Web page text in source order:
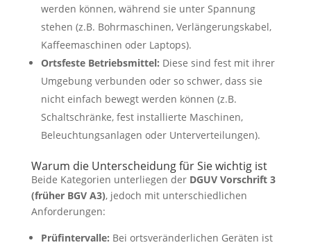
werden können, während sie unter Spannung
stehen (z.B. Bohrmaschinen, Verlängerungskabel,
Kaffeemaschinen oder Laptops).
Ortsfeste Betriebsmittel: Diese sind fest mit ihrer
Umgebung verbunden oder so schwer, dass sie
nicht einfach bewegt werden können (z.B.
Schaltschränke, fest installierte Maschinen,
Beleuchtungsanlagen oder Unterverteilungen).
Warum die Unterscheidung für Sie wichtig ist
Beide Kategorien unterliegen der DGUV Vorschrift 3
(früher BGV A3), jedoch mit unterschiedlichen
Anforderungen:
Prüfintervalle: Bei ortsveränderlichen Geräten ist